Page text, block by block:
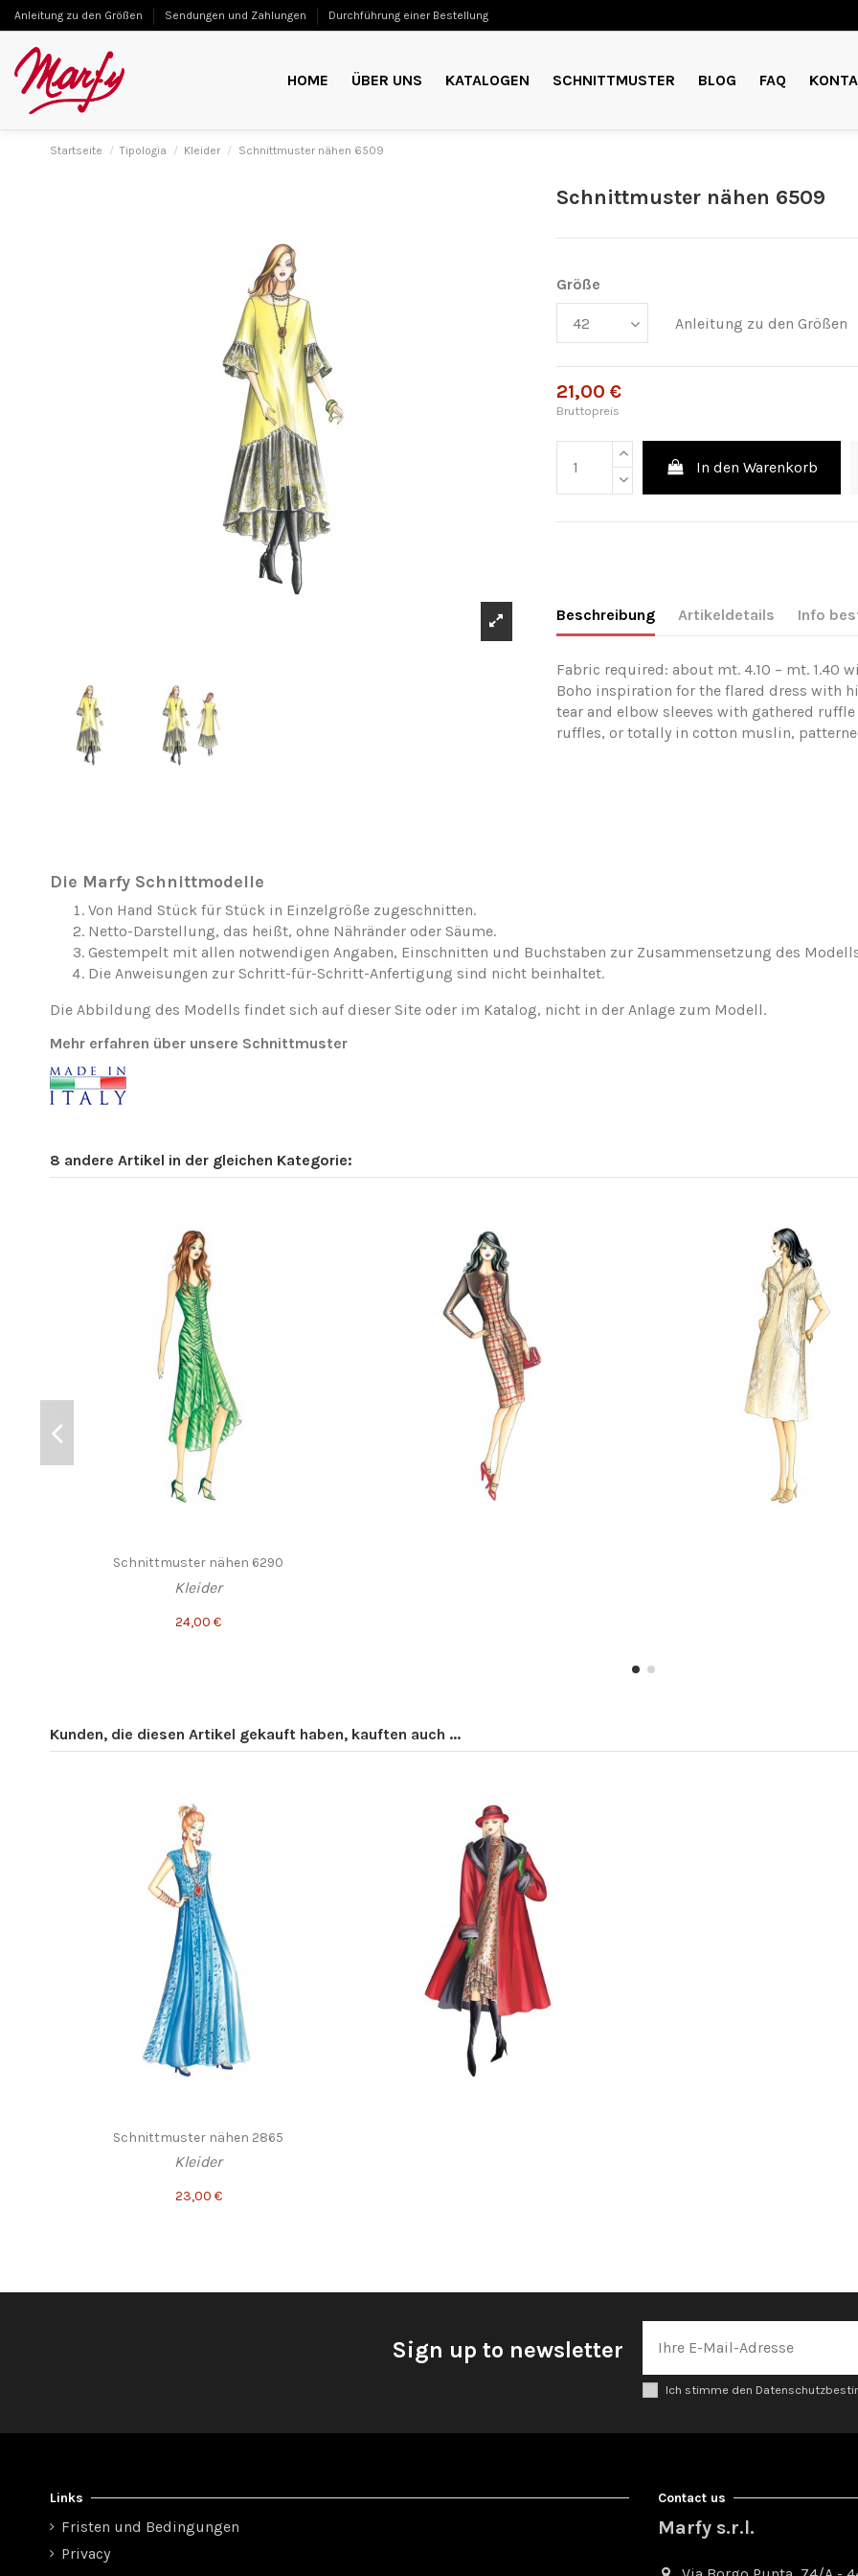
Anleitung zu den Größen Sendungen und Zahlungen Durchführung einer Bestellung
HOME ÜBER UNS KATALOGEN SCHNITTMUSTER BLOG FAQ
Startseite Tipologia Kleider Schnittmuster nähen 6509
Schnittmuster nähen 6509
Größe
Anleitung zu den Größen
21,00 €
Bruttopreis
In den Warenkorb
Beschreibung Artikeldetails Info
Fabric required: about mt. 4.10 – mt. 1.40
Boho inspiration for the flared dress with
tear and elbow sleeves with gathered
ruffles, or totally in cotton muslin,
Die Marfy Schnittmodelle
Von Hand Stück für Stück in Einzelgröße zugeschnitten.
Netto-Darstellung, das heißt, ohne Nähränder oder Säume.
Gestempelt mit allen notwendigen Angaben, Einschnitten und Buchstaben zur Zusammensetzung des
Die Anweisungen zur Schritt-für-Schritt-Anfertigung sind nicht beinhaltet.
Die Abbildung des Modells findet sich auf dieser Site oder im Katalog, nicht in der Anlage zum Modell.
Mehr erfahren über unsere Schnittmuster
8 andere Artikel in der gleichen Kategorie:
Schnittmuster nähen 6290
Kleider
24,00 €
Kunden, die diesen Artikel gekauft haben, kauften auch ...
Schnittmuster nähen 2865
Kleider
23,00 €
Sign up to newsletter
Ich stimme den
Links
Fristen und Bedingungen
Privacy
Contact us
Marfy s.r.l.